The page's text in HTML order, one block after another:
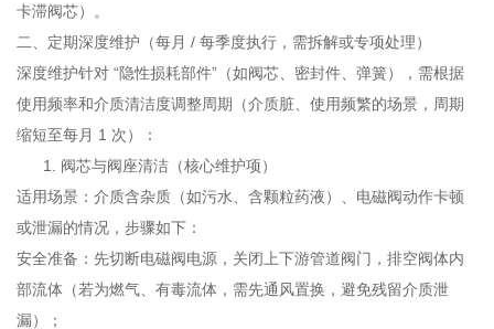
卡滞阀芯）。
二、定期深度维护（每月 / 每季度执行，需拆解或专项处理）
深度维护针对 “隐性损耗部件”（如阀芯、密封件、弹簧），需根据
使用频率和介质清洁度调整周期（介质脏、使用频繁的场景，周期
缩短至每月 1 次）：
阀芯与阀座清洁（核心维护项）
适用场景：介质含杂质（如污水、含颗粒药液）、电磁阀动作卡顿
或泄漏的情况，步骤如下：
安全准备：先切断电磁阀电源，关闭上下游管道阀门，排空阀体内
部流体（若为燃气、有毒流体，需先通风置换，避免残留介质泄
漏）；